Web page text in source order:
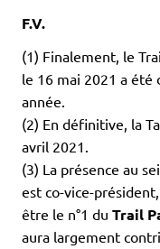
F.V.
(1) Finalement, le
le 16 mai 2021 a été
année.
(2) En définitive, la
avril 2021.
(3) La présence au
est co-vice-
être le n°1 du Trail
aura largement